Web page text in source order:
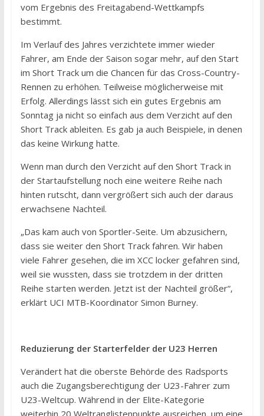
vom Ergebnis des Freitagabend-Wettkampfs
bestimmt.
Im Verlauf des Jahres verzichtete immer wieder
Fahrer, am Ende der Saison sogar mehr, auf den Start
im Short Track um die Chancen für das Cross-Country-
Rennen zu erhöhen. Teilweise möglicherweise mit
Erfolg. Allerdings lässt sich ein gutes Ergebnis am
Sonntag ja nicht so einfach aus dem Verzicht auf den
Short Track ableiten. Es gab ja auch Beispiele, in denen
das keine Wirkung hatte.
Wenn man durch den Verzicht auf den Short Track in
der Startaufstellung noch eine weitere Reihe nach
hinten rutscht, dann vergrößert sich auch der daraus
erwachsene Nachteil.
„Das kam auch von Sportler-Seite. Um abzusichern,
dass sie weiter den Short Track fahren. Wir haben
viele Fahrer gesehen, die im XCC locker gefahren sind,
weil sie wussten, dass sie trotzdem in der dritten
Reihe starten werden. Jetzt ist der Nachteil größer“,
erklärt UCI MTB-Koordinator Simon Burney.
Reduzierung der Starterfelder der U23 Herren
Verändert hat die oberste Behörde des Radsports
auch die Zugangsberechtigung der U23-Fahrer zum
U23-Weltcup. Während in der Elite-Kategorie